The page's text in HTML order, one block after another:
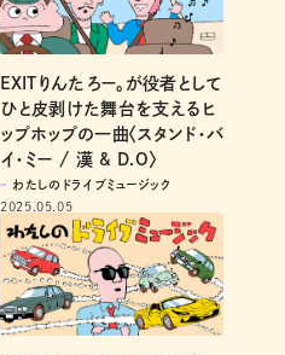
EXITりんたろー。が役者として
ひと皮剥けた舞台を支えるヒ
ップホップの一曲〈スタンド・バ
イ・ミー / 漢 & D.O〉
わたしのドライブミュージック
2025.05.05